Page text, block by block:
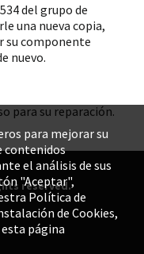
del grupo de
una nueva copia,
su componente
nuevo.
para su reparación.
reserved.
para mejorar su
contenidos
el análisis de sus
"Aceptar",
Política de
de Cookies,
página